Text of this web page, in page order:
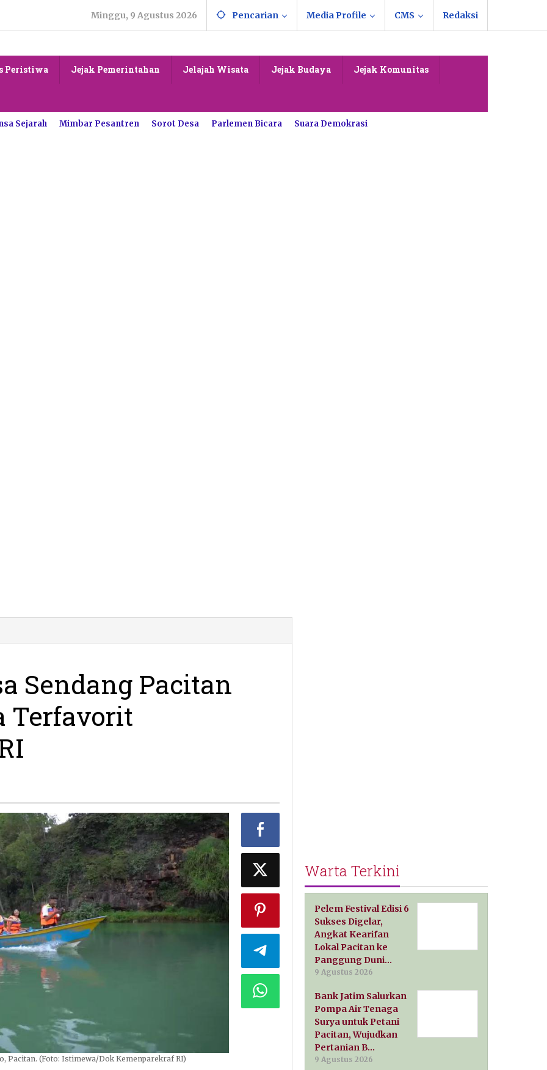
Minggu, 9 Agustus 2026 Pencarian Media Profile CMS Redaksi
Peristiwa Jejak Pemerintahan Jelajah Wisata Jejak Budaya Jejak Komunitas
Sejarah Mimbar Pesantren Sorot Desa Parlemen Bicara Suara Demokrasi
Sendang Pacitan
Terfavorit
Pacitan. (Foto: Istimewa/Dok Kemenparekraf RI)
Warta Terkini
Pelem Festival Edisi 6
Sukses Digelar,
Angkat Kearifan
Lokal Pacitan ke
Panggung Duni…
9 Agustus 2026
Bank Jatim Salurkan
Pompa Air Tenaga
Surya untuk Petani
Pacitan, Wujudkan
Pertanian B…
9 Agustus 2026